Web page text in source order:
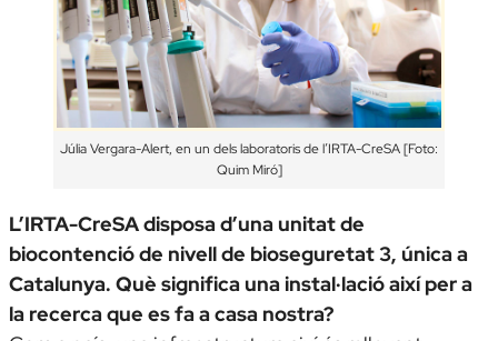
Júlia Vergara-Alert, en un dels laboratoris de l’IRTA-CreSA [Foto:
Quim Miró]
L’IRTA-CreSA disposa d’una unitat de
biocontenció de nivell de bioseguretat 3, única a
Catalunya. Què significa una instal·lació així per a
la recerca que es fa a casa nostra?